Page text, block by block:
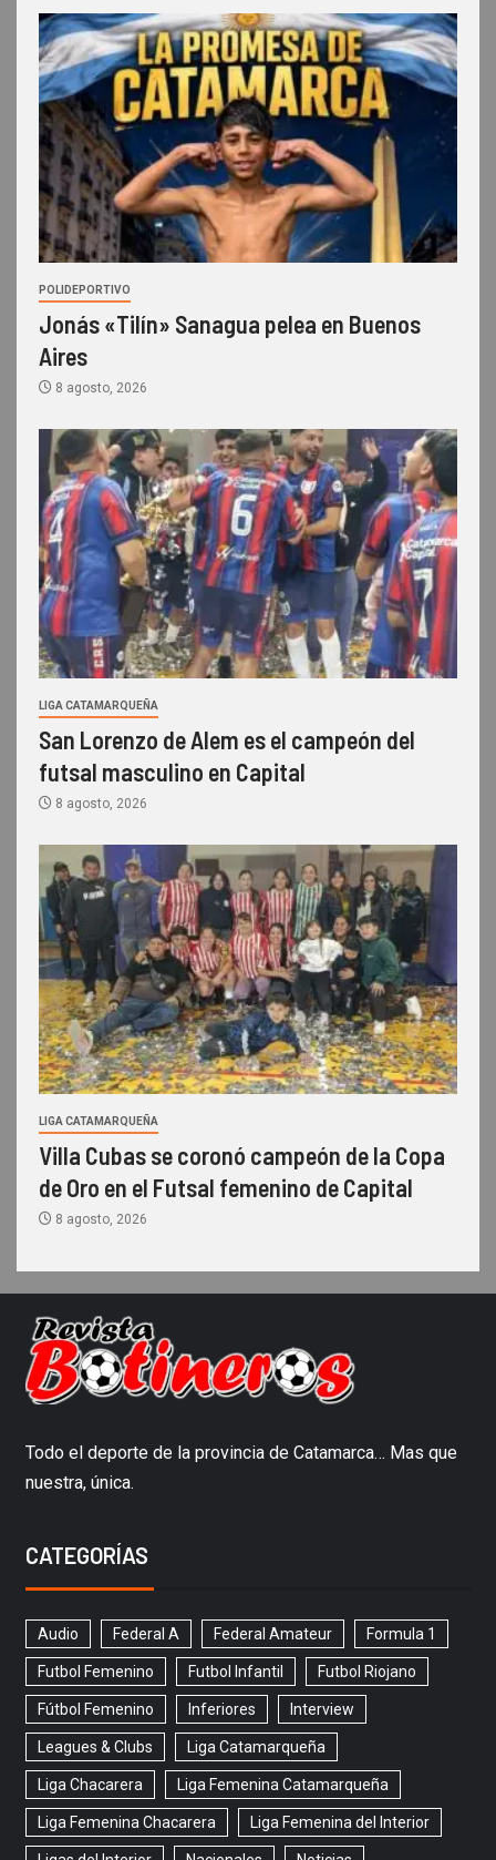
POLIDEPORTIVO
Jonás «Tilín» Sanagua pelea en Buenos
Aires
8 agosto, 2026
LIGA CATAMARQUEÑA
San Lorenzo de Alem es el campeón del
futsal masculino en Capital
8 agosto, 2026
LIGA CATAMARQUEÑA
Villa Cubas se coronó campeón de la Copa
de Oro en el Futsal femenino de Capital
8 agosto, 2026
Todo el deporte de la provincia de Catamarca… Mas que
nuestra, única.
CATEGORÍAS
Audio Federal A Federal Amateur Formula 1
Futbol Femenino Futbol Infantil Futbol Riojano
Fútbol Femenino Inferiores Interview
Leagues & Clubs Liga Catamarqueña
Liga Chacarera Liga Femenina Catamarqueña
Liga Femenina Chacarera Liga Femenina del Interior